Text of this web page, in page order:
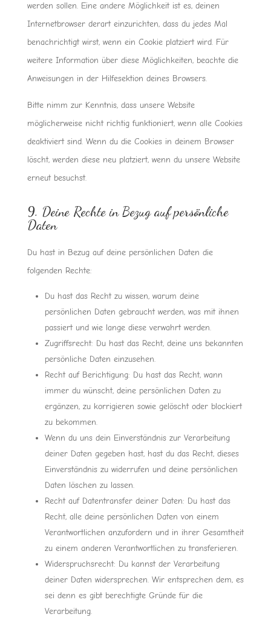
werden sollen. Eine andere Möglichkeit ist es, deinen
Internetbrowser derart einzurichten, dass du jedes Mal
benachrichtigt wirst, wenn ein Cookie platziert wird. Für
weitere Information über diese Möglichkeiten, beachte die
Anweisungen in der Hilfesektion deines Browsers.
Bitte nimm zur Kenntnis, dass unsere Website
möglicherweise nicht richtig funktioniert, wenn alle Cookies
deaktiviert sind. Wenn du die Cookies in deinem Browser
löscht, werden diese neu platziert, wenn du unsere Website
erneut besuchst.
9. Deine Rechte in Bezug auf persönliche
Daten
Du hast in Bezug auf deine persönlichen Daten die
folgenden Rechte:
Du hast das Recht zu wissen, warum deine
persönlichen Daten gebraucht werden, was mit ihnen
passiert und wie lange diese verwahrt werden.
Zugriffsrecht: Du hast das Recht, deine uns bekannten
persönliche Daten einzusehen.
Recht auf Berichtigung: Du hast das Recht, wann
immer du wünscht, deine persönlichen Daten zu
ergänzen, zu korrigieren sowie gelöscht oder blockiert
zu bekommen.
Wenn du uns dein Einverständnis zur Verarbeitung
deiner Daten gegeben hast, hast du das Recht, dieses
Einverständnis zu widerrufen und deine persönlichen
Daten löschen zu lassen.
Recht auf Datentransfer deiner Daten: Du hast das
Recht, alle deine persönlichen Daten von einem
Verantwortlichen anzufordern und in ihrer Gesamtheit
zu einem anderen Verantwortlichen zu transferieren.
Widerspruchsrecht: Du kannst der Verarbeitung
deiner Daten widersprechen. Wir entsprechen dem, es
sei denn es gibt berechtigte Gründe für die
Verarbeitung.